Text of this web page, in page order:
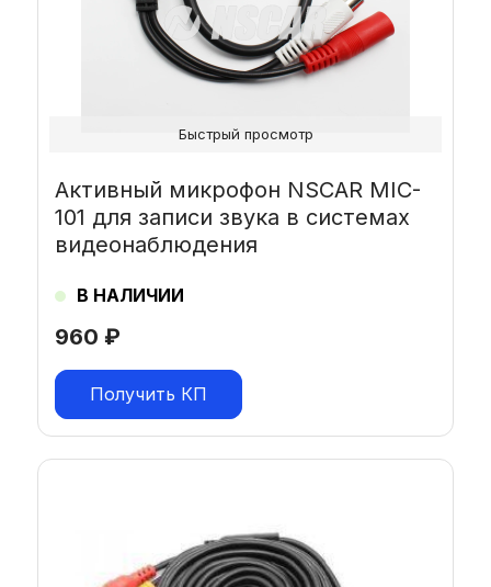
960 ₽
Активный микрофон NSCAR MIC-
101 для записи звука в системах
видеонаблюдения
В НАЛИЧИИ
Получить КП
Быстрый просмотр